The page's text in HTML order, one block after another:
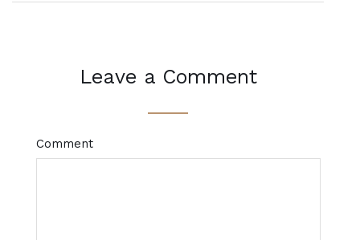
Leave a Comment
Comment